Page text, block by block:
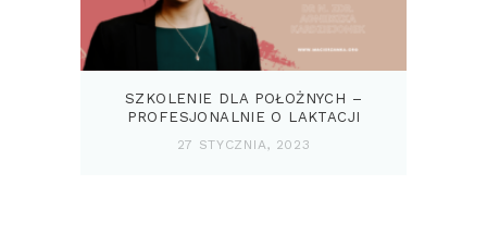
SZKOLENIE DLA POŁOŻNYCH –
PROFESJONALNIE O LAKTACJI
27 STYCZNIA, 2023